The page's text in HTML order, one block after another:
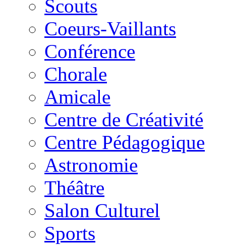
Scouts
Coeurs-Vaillants
Conférence
Chorale
Amicale
Centre de Créativité
Centre Pédagogique
Astronomie
Théâtre
Salon Culturel
Sports